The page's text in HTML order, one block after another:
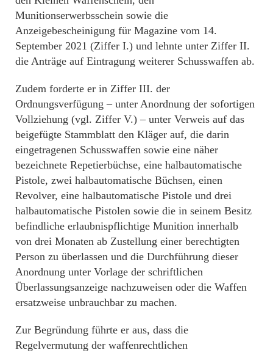
Munitionserwerbsschein sowie die
Anzeigebescheinigung für Magazine vom 14.
September 2021 (Ziffer I.) und lehnte unter Ziffer II.
die Anträge auf Eintragung weiterer Schusswaffen ab.
Zudem forderte er in Ziffer III. der
Ordnungsverfügung – unter Anordnung der sofortigen
Vollziehung (vgl. Ziffer V.) – unter Verweis auf das
beigefügte Stammblatt den Kläger auf, die darin
eingetragenen Schusswaffen sowie eine näher
bezeichnete Repetierbüchse, eine halbautomatische
Pistole, zwei halbautomatische Büchsen, einen
Revolver, eine halbautomatische Pistole und drei
halbautomatische Pistolen sowie die in seinem Besitz
befindliche erlaubnispflichtige Munition innerhalb
von drei Monaten ab Zustellung einer berechtigten
Person zu überlassen und die Durchführung dieser
Anordnung unter Vorlage der schriftlichen
Überlassungsanzeige nachzuweisen oder die Waffen
ersatzweise unbrauchbar zu machen.
Zur Begründung führte er aus, dass die
Regelvermutung der waffenrechtlichen